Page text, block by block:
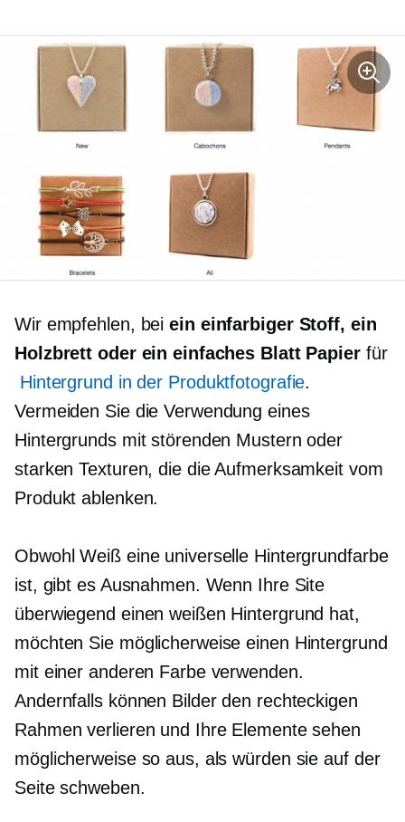
Wir empfehlen, beiein einfarbiger Stoff, ein
Holzbrett oder ein einfaches Blatt Papierfür
Hintergrund in der Produktfotografie.
Vermeiden Sie die Verwendung eines
Hintergrunds mit störenden Mustern oder
starken Texturen, die die Aufmerksamkeit vom
Produkt ablenken.
Obwohl Weiß eine universelle Hintergrundfarbe
ist, gibt es Ausnahmen. Wenn Ihre Site
überwiegend einen weißen Hintergrund hat,
möchten Sie möglicherweise einen Hintergrund
mit einer anderen Farbe verwenden.
Andernfalls können Bilder den rechteckigen
Rahmen verlieren und Ihre Elemente sehen
möglicherweise so aus, als würden sie auf der
Seite schweben.